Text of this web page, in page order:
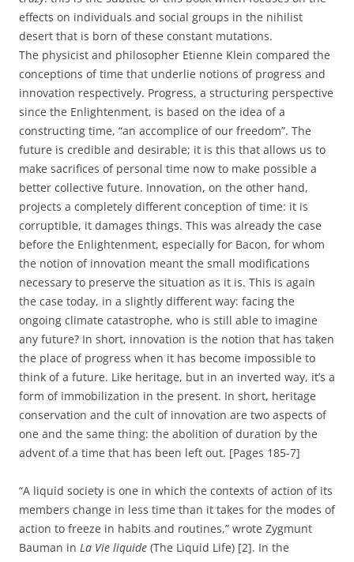
effects on individuals and social groups in the nihilist
desert that is born of these constant mutations.
The physicist and philosopher Etienne Klein compared the
conceptions of time that underlie notions of progress and
innovation respectively. Progress, a structuring perspective
since the Enlightenment, is based on the idea of a
constructing time, “an accomplice of our freedom”. The
future is credible and desirable; it is this that allows us to
make sacrifices of personal time now to make possible a
better collective future. Innovation, on the other hand,
projects a completely different conception of time: it is
corruptible, it damages things. This was already the case
before the Enlightenment, especially for Bacon, for whom
the notion of innovation meant the small modifications
necessary to preserve the situation as it is. This is again
the case today, in a slightly different way: facing the
ongoing climate catastrophe, who is still able to imagine
any future? In short, innovation is the notion that has taken
the place of progress when it has become impossible to
think of a future. Like heritage, but in an inverted way, it’s a
form of immobilization in the present. In short, heritage
conservation and the cult of innovation are two aspects of
one and the same thing: the abolition of duration by the
advent of a time that has been left out. [Pages 185-7]
“A liquid society is one in which the contexts of action of its
members change in less time than it takes for the modes of
action to freeze in habits and routines,” wrote Zygmunt
Bauman in La Vie liquide (The Liquid Life) [2]. In the